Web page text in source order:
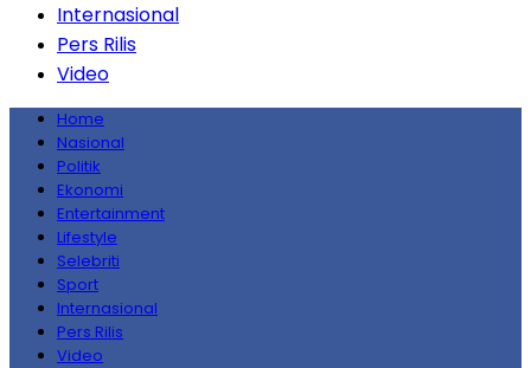
Internasional
Pers Rilis
Video
Home
Nasional
Politik
Ekonomi
Entertainment
Lifestyle
Selebriti
Sport
Internasional
Pers Rilis
Video